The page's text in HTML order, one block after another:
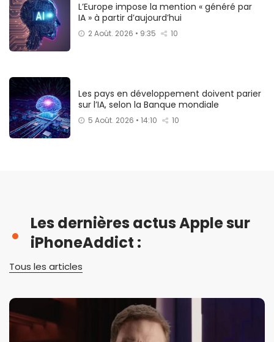
L’Europe impose la mention « généré par
IA » à partir d’aujourd’hui
2 Août. 2026 • 9:35 10
Les pays en développement doivent parier
sur l’IA, selon la Banque mondiale
5 Août. 2026 • 14:10 10
Les dernières actus Apple sur
iPhoneAddict :
Tous les articles